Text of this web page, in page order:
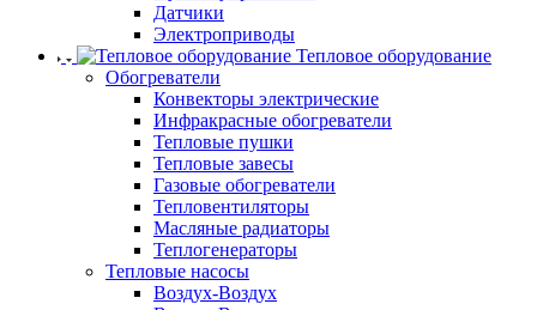
Датчики
Электроприводы
Тепловое оборудование
Обогреватели
Конвекторы электрические
Инфракрасные обогреватели
Тепловые пушки
Тепловые завесы
Газовые обогреватели
Тепловентиляторы
Масляные радиаторы
Теплогенераторы
Тепловые насосы
Воздух-Воздух